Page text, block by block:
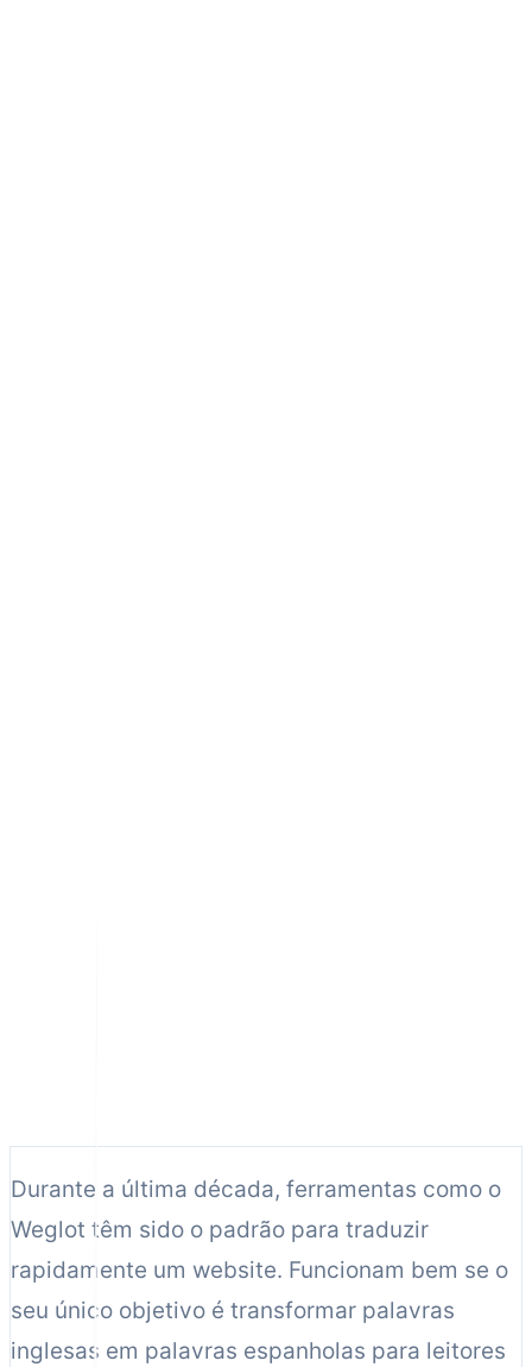
Durante a última década, ferramentas como o
Weglot têm sido o padrão para traduzir
rapidamente um website. Funcionam bem se o
seu único objetivo é transformar palavras
inglesas em palavras espanholas para leitores